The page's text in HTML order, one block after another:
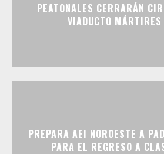
PEATONALES CERRARÁN
VIADUCTO
PREPARA AEI NOROESTE A
PARA EL REGRESO A